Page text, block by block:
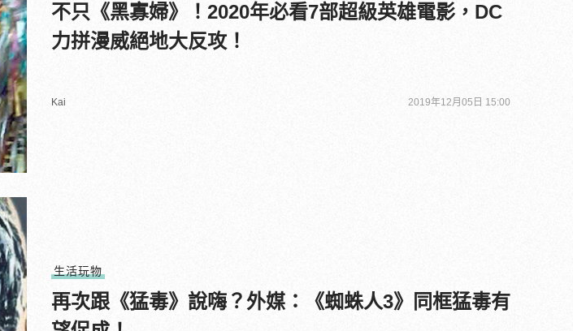
不只《黑寡婦》！2020年必看7部超級英雄電影，DC
力拼漫威絕地大反攻！
Kai 2019年12月05日 15:00
生活玩物
再次跟《猛毒》說嗨？外媒：《蜘蛛人3》同框猛毒有